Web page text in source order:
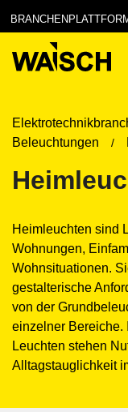
Beleuchtungen
Heimleuchten sind
Wohnungen,
Wohnsituationen.
gestalterische
von der
einzelner Bereiche.
Leuchten stehen
Alltagstauglichkeit